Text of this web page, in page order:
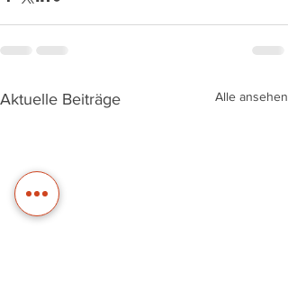
Aktuelle Beiträge Alle ansehen